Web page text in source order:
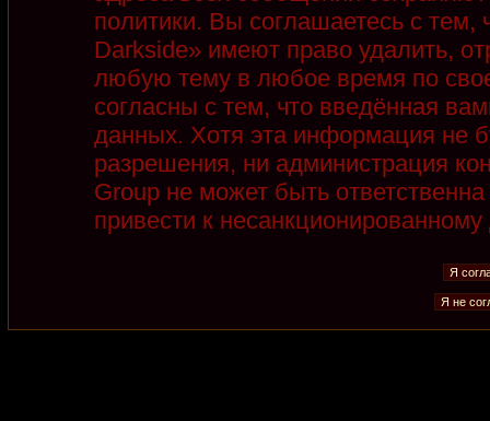
политики. Вы соглашаетесь с
Darkside» имеют право удалить,
любую тему в любое время по
согласны с тем, что введённая
данных. Хотя эта информация не
разрешения, ни администрация
Group не может быть
привести к несанкционированному